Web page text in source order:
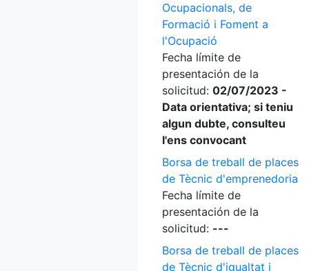
Ocupacionals, de
Formació i Foment a
l'Ocupació
Fecha límite de
presentación de la
solicitud: 02/07/2023 -
Data orientativa; si teniu
algun dubte, consulteu
l'ens convocant
Borsa de treball de places
de Tècnic d'emprenedoria
Fecha límite de
presentación de la
solicitud: ---
Borsa de treball de places
de Tècnic d'igualtat i